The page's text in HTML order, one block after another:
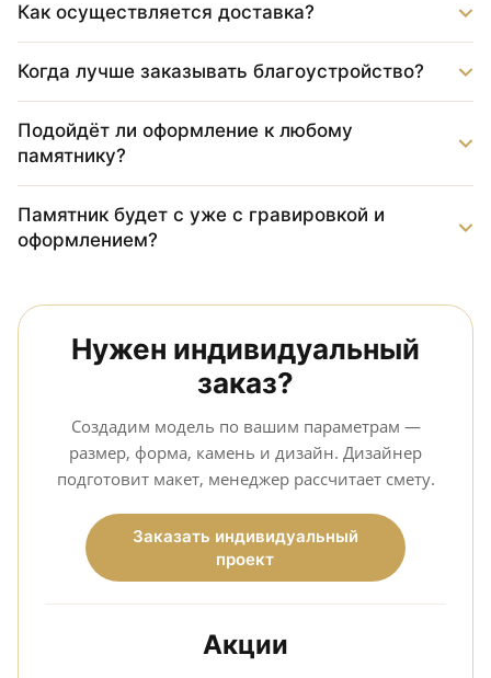
Как осуществляется доставка?
Когда лучше заказывать благоустройство?
Подойдёт ли оформление к любому
памятнику?
Памятник будет с уже с гравировкой и
оформлением?
Нужен индивидуальный
заказ?
Создадим модель по вашим параметрам —
размер, форма, камень и дизайн. Дизайнер
подготовит макет, менеджер рассчитает смету.
Заказать индивидуальный
проект
Акции